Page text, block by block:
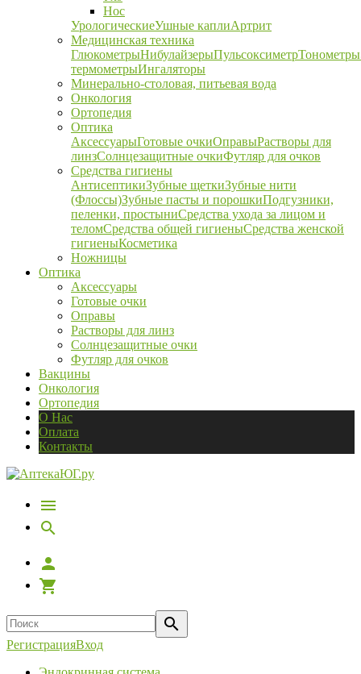
Нос
УрологическиеУшные каплиАртрит
Медицинская техника
ГлюкометрыНибулайзерыПульсоксиметрТонометры
термометрыИнгаляторы
Минерально-столовая, питьевая вода
Онкология
Ортопедия
Оптика
АксессуарыГотовые очкиОправыРастворы для
линзСолнцезащитные очкиФутляр для очков
Средства гигиены
АнтисептикиЗубные щеткиЗубные нити
(Флоссы)Зубные пасты и порошкиПодгузники,
пеленки, простыниСредства ухода за лицом и
теломСредства общей гигиеныСредства женской
гигиеныКосметика
Ножницы
Оптика
Аксессуары
Готовые очки
Оправы
Растворы для линз
Солнцезащитные очки
Футляр для очков
Вакцины
Онкология
Ортопедия
О Нас
Оплата
Контакты
РегистрацияВход